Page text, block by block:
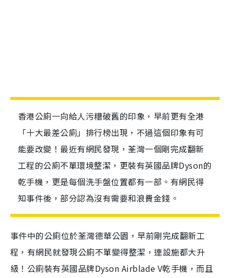
香港公廁一向給人污糟破舊的印象，早前更有全港
「十大最差公廁」排行榜出現，不過這個印象有可
能要改變！最近有網民發現，荃灣一個剛完成翻新
工程的公廁不單環境整潔，更裝有英國品牌Dyson的
乾手機，更是每個洗手盤位置都有一部。有網民得
知事件後，部分認為沒有需要和浪費金錢。
事件中的公廁位於荃灣德華公園，早前剛完成翻新工
程，有網民就發現公廁不單變得整潔 ，連設施都大升
級！ 公廁裝有英國品牌Dyson Airblade V乾手機，而且